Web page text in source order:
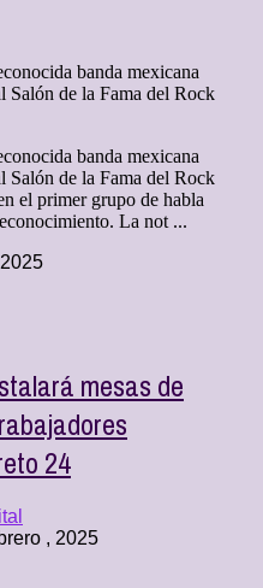
banda mexicana
Salón de la Fama del Rock
banda mexicana
Salón de la Fama del Rock
el primer grupo de habla
La not ...
mesas de
24
, 2025